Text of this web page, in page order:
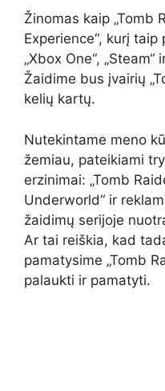
Žinomas kaip „Tomb
Experience“, kurį
„Xbox One“,
Žaidime bus įvairių
kelių kartų.
Nutekintame meno
žemiau, pateikiami
erzinimai: „Tomb
Underworld“ ir
žaidimų serijoje
Ar tai reiškia, kad
pamatysime „Tomb
palaukti ir pamatyti.